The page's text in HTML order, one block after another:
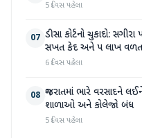
5 દિવસ પહેલા
07 ડીસા કોર્ટનો ચુકાદો:
સખત કેદ અને ૫ લાખ
6 દિવસ પહેલા
08 ગુજરાતમાં ભારે વરસાદને
શાળાઓ અને કોલેજો બંધ
5 દિવસ પહેલા